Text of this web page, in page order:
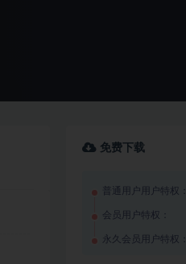
免费下载
普通用户用户特权：
会员用户特权：
永久会员用户特权：